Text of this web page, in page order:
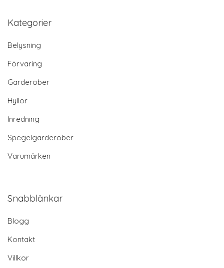
Kategorier
Belysning
Förvaring
Garderober
Hyllor
Inredning
Spegelgarderober
Varumärken
Snabblänkar
Blogg
Kontakt
Villkor